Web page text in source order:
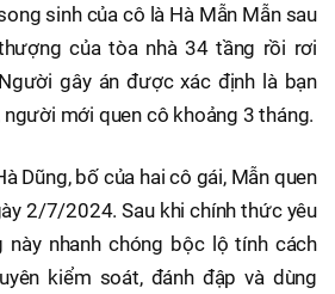
sinh của cô là Hà Mẫn Mẫn sau
của tòa nhà 34 tầng rồi rơi
gây án được xác định là bạn
mới quen cô khoảng 3 tháng.
Dũng, bố của hai cô gái, Mẫn quen
2/7/2024. Sau khi chính thức yêu
này nhanh chóng bộc lộ tính cách
kiểm soát, đánh đập và dùng